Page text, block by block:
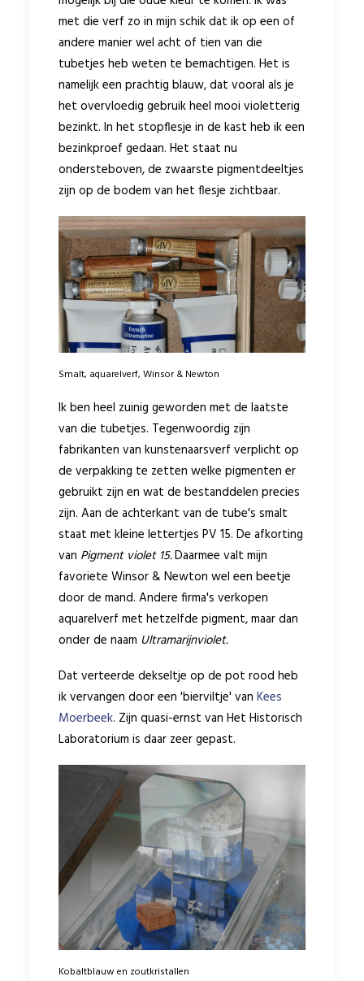
met die verf zo in mijn schik dat ik op een of
andere manier wel acht of tien van die
tubetjes heb weten te bemachtigen. Het is
namelijk een prachtig blauw, dat vooral als je
het overvloedig gebruik heel mooi violetterig
bezinkt. In het stopflesje in de kast heb ik een
bezinkproef gedaan. Het staat nu
ondersteboven, de zwaarste pigmentdeeltjes
zijn op de bodem van het flesje zichtbaar.
Smalt, aquarelverf, Winsor & Newton
Ik ben heel zuinig geworden met de laatste
van die tubetjes. Tegenwoordig zijn
fabrikanten van kunstenaarsverf verplicht op
de verpakking te zetten welke pigmenten er
gebruikt zijn en wat de bestanddelen precies
zijn. Aan de achterkant van de tube's smalt
staat met kleine lettertjes PV 15. De afkorting
van Pigment violet 15.Daarmee valt mijn
favoriete Winsor & Newton wel een beetje
door de mand. Andere firma's verkopen
aquarelverf met hetzelfde pigment, maar dan
onder de naam Ultramarijnviolet.
Dat verteerde dekseltje op de pot rood heb
ik vervangen door een 'bierviltje' van Kees
Moerbeek. Zijn quasi-ernst van Het Historisch
Laboratorium is daar zeer gepast.
Kobaltblauw en zoutkristallen